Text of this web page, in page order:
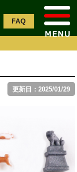
FAQ
更新日：2025/01/29